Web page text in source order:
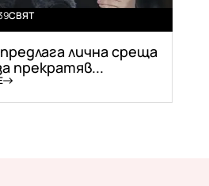
СВЯТ
лична среща
прекратяв...